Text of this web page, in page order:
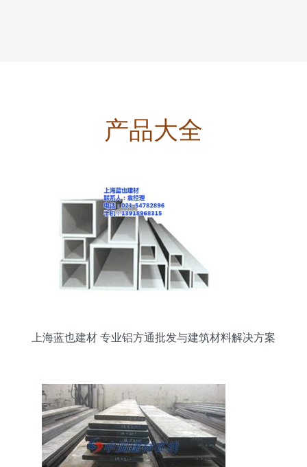
产品大全
上海蓝也建材 专业铝方通批发与建筑材料解决方案